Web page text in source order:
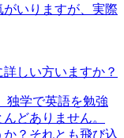
いりますが、実際
しい方いますか？
独学で英語を勉強
どありません。
？それとも飛び込